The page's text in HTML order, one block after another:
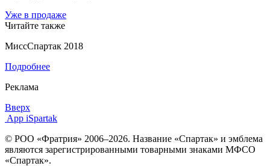
Уже в продаже
Читайте также
МиссСпартак 2018
Подробнее
Реклама
Вверх
App iSpartak
© РОО «Фратрия» 2006–2026. Название «Спартак» и эмблема
являются зарегистрированными товарными знаками МФСО
«Спартак».